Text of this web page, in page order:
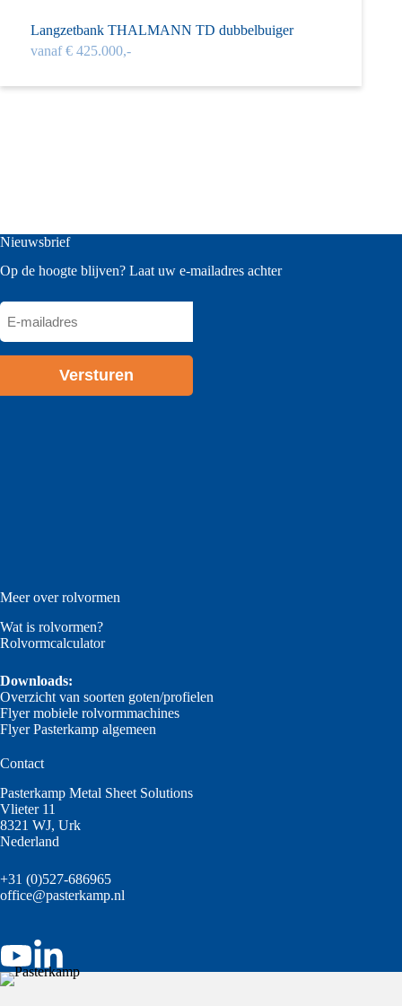
Langzet­bank THAL­MANN TD dubbel­buiger
vanaf € 425.000,-
Nieuwsbrief
Op de hoogte blijven? Laat uw e-mailadres achter
E-
mailadres
Meer over rolvormen
Wat is rolvormen?
Rolvormcalculator
Downloads:
Overzicht van soorten goten/profielen
Flyer mobiele rolvormmachines
Flyer Pasterkamp algemeen
Contact
Pasterkamp Metal Sheet Solutions
Vlieter 11
8321 WJ, Urk
Nederland
+31 (0)527-686965
office@pasterkamp.nl